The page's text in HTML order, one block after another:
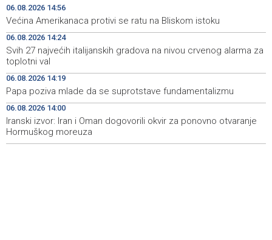
14:48
Ovjera knjižica nije odobrovoljila zeničke rudare, u jami
'Raspotočje' 11 ih protestira
14:46 Jubilarni 20. moto susreti sutra u Goraždu
14:44
Reuters: Vjetrenica turistima pruža spas od vrućina, u
pećini tokom cijele godine 11 stepeni
14:39
Fire near Konjic threatens houses and railway lines, BiH
AF helicopter expected to be deployed
06.08.2026 14:56
Većina Amerikanaca protivi se ratu na Bliskom istoku
06.08.2026 14:24
Svih 27 najvećih italijanskih gradova na nivou crvenog alarma za
toplotni val
06.08.2026 14:19
Papa poziva mlade da se suprotstave fundamentalizmu
06.08.2026 14:00
Iranski izvor: Iran i Oman dogovorili okvir za ponovno otvaranje
Hormuškog moreuza